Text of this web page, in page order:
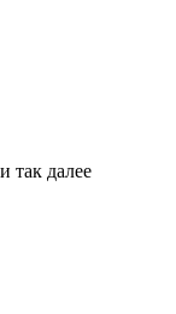
так далее